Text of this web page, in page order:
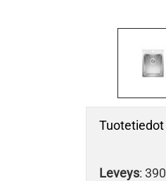
Tuotetiedot
Leveys: 390